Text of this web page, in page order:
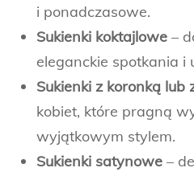
i ponadczasowe.
Sukienki koktajlowe –
eleganckie spotkania i
Sukienki z koronką lub
kobiet, które pragną
wyjątkowym stylem.
Sukienki satynowe –